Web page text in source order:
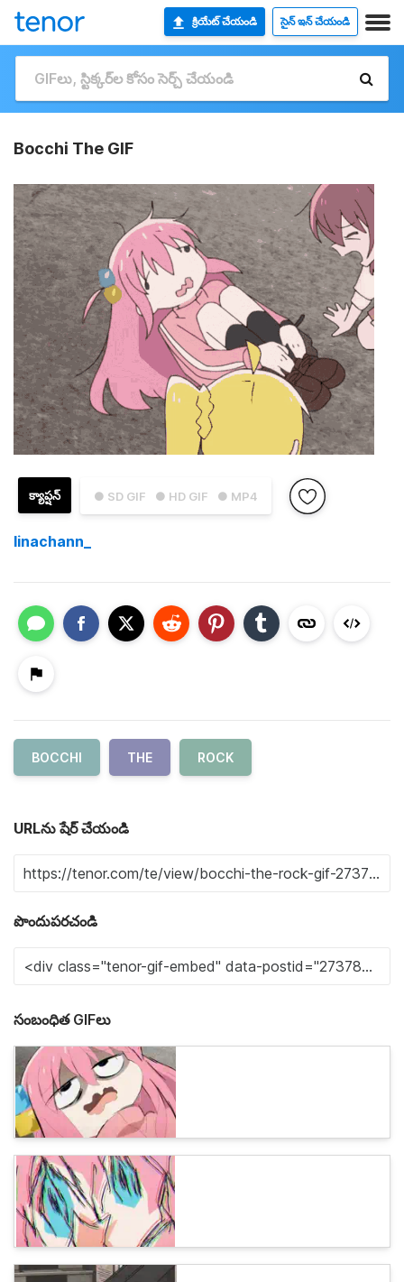
క్రియేట్ చేయండి సైన్ ఇన్ చేయండి
Bocchi The GIF
● SD GIF ● HD GIF ● MP4
క్యాప్షన్
linachann_
BOCCHI THE ROCK
URLను షేర్ చేయండి
పొందుపరచండి
సంబంధిత GIFలు